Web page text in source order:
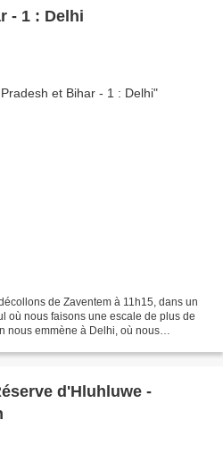
- 1 : Delhi
de Zaventem à 11h15, dans un
où nous faisons une escale de plus de
nous emmène à Delhi, où nous
d'Hluhluwe -